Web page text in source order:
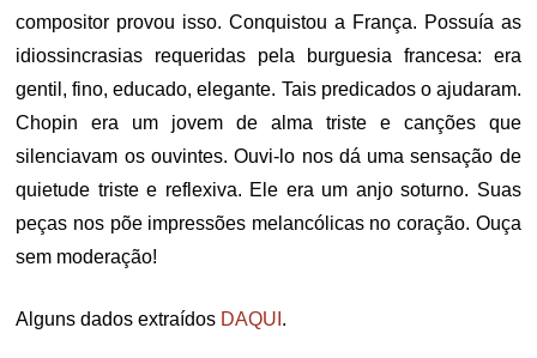
compositor provou isso. Conquistou a França. Possuía as
idiossincrasias requeridas pela burguesia francesa: era
gentil, fino, educado, elegante. Tais predicados o ajudaram.
Chopin era um jovem de alma triste e canções que
silenciavam os ouvintes. Ouvi-lo nos dá uma sensação de
quietude triste e reflexiva. Ele era um anjo soturno. Suas
peças nos põe impressões melancólicas no coração. Ouça
sem moderação!
Alguns dados extraídos DAQUI .